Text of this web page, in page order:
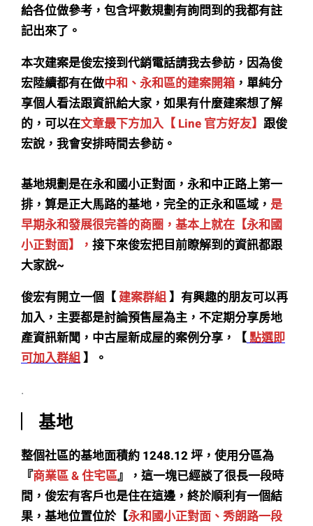
給各位做參考，包含坪數規劃有詢問到的我都有註
記出來了。
本次建案是俊宏接到代銷電話請我去參訪，因為俊
宏陸續都有在做中和、永和區的建案開箱 ，單純分
享個人看法跟資訊給大家，如果有什麼建案想了解
的，可以在文章最下方加入【 Line 官方好友】 跟俊
宏說，我會安排時間去參訪。
基地規劃是在永和國小正對面，永和中正路上第一
排，算是正大馬路的基地，完全的正永和區域， 是
早期永和發展很完善的商圈，基本上就在【永和國
小正對面】， 接下來俊宏把目前瞭解到的資訊都跟
大家說~
俊宏有開立一個【建案群組】有興趣的朋友可以再
加入，主要都是討論預售屋為主，不定期分享房地
產資訊新聞，中古屋新成屋的案例分享，【點選即
可加入群組】。
.
︳基地
整個社區的基地面積約 1248.12 坪，使用分區為
『商業區 & 住宅區』，這一塊已經談了很長一段時
間，俊宏有客戶也是住在這邊，終於順利有一個結
果，基地位置位於【永和國小正對面、秀朗路一段